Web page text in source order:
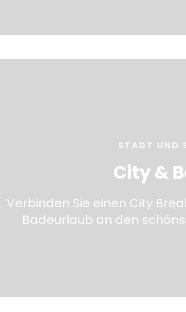
STADT UND
City &
Verbinden Sie einen City
Badeurlaub an den